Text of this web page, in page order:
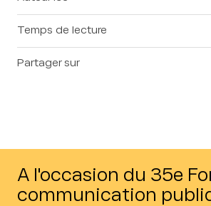
Temps de lecture
Partager sur
A l'occasion du 35e
communication